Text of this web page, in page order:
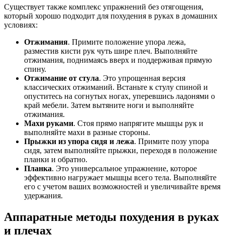
Существует также комплекс упражнений без отягощения,
который хорошо подходит для похудения в руках в домашних
условиях:
Отжимания. Примите положение упора лежа,
разместив кисти рук чуть шире плеч. Выполняйте
отжимания, поднимаясь вверх и поддерживая прямую
спину.
Отжимание от стула. Это упрощенная версия
классических отжиманий. Встаньте к стулу спиной и
опуститесь на согнутых ногах, уперевшись ладонями о
край мебели. Затем вытяните ноги и выполняйте
отжимания.
Махи руками. Стоя прямо напрягите мышцы рук и
выполняйте махи в разные стороны.
Прыжки из упора сидя и лежа. Примите позу упора
сидя, затем выполняйте прыжки, переходя в положение
планки и обратно.
Планка. Это универсальное упражнение, которое
эффективно нагружает мышцы всего тела. Выполняйте
его с учетом ваших возможностей и увеличивайте время
удержания.
Аппаратные методы похудения в руках
и плечах